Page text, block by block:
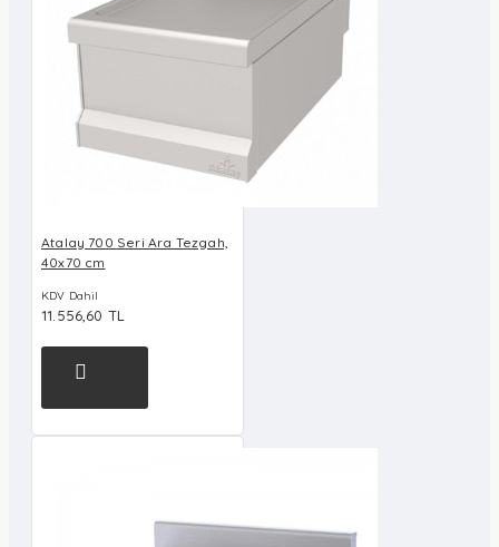
Atalay 700 Seri Ara Tezgah,
40x70 cm
KDV Dahil
11.556,60 TL